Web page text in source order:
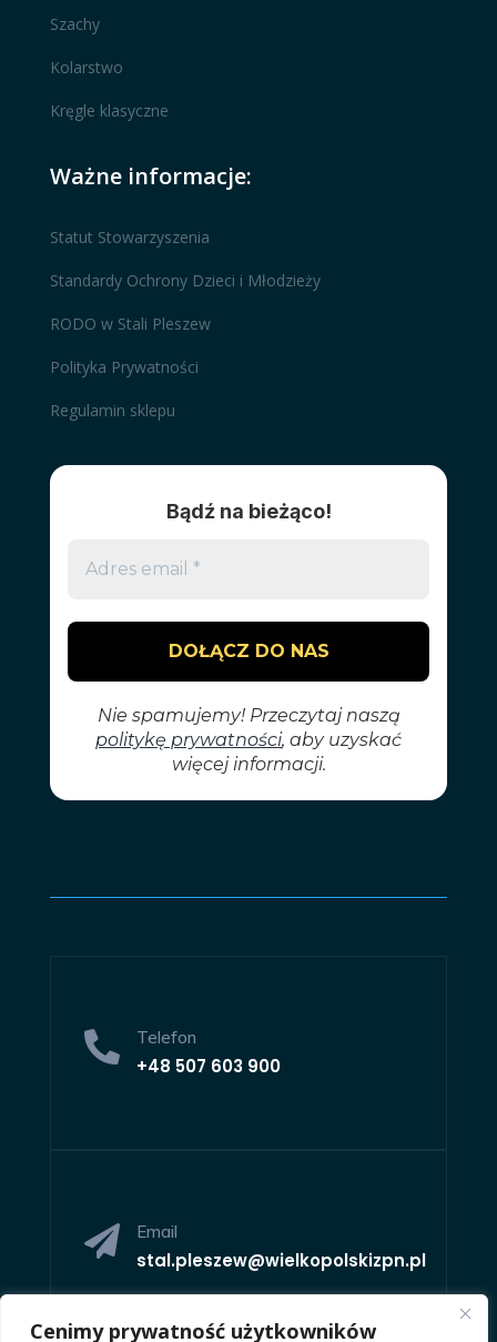
Cenimy prywatność użytkowników
Szachy
Kolarstwo
Kręgle klasyczne
Ważne informacje:
Statut Stowarzyszenia
Standardy Ochrony Dzieci i Młodzieży
RODO w Stali Pleszew
Polityka Prywatności
Regulamin sklepu
 Telefon
+48 507 603 900
 Email
stal.pleszew@wielkopolskizpn.pl